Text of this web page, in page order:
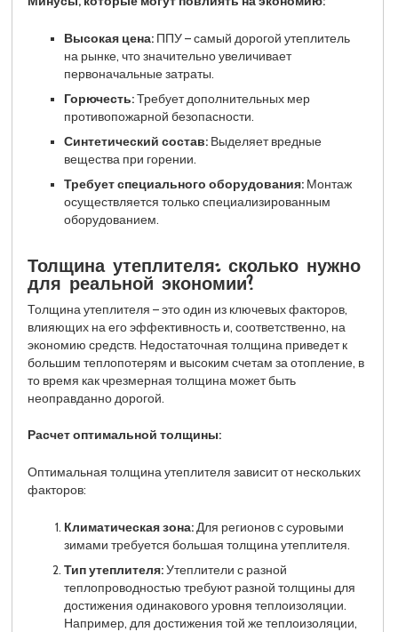
Высокая цена:ППУ – самый дорогой утеплитель
на рынке, что значительно увеличивает
первоначальные затраты.
Горючесть:Требует дополнительных мер
противопожарной безопасности.
Синтетический состав:Выделяет вредные
вещества при горении.
Требует специального оборудования:Монтаж
осуществляется только специализированным
оборудованием.
Толщина утеплителя: сколько нужно
для реальной экономии?
Толщина утеплителя – это один из ключевых факторов,
влияющих на его эффективность и, соответственно, на
экономию средств. Недостаточная толщина приведет к
большим теплопотерям и высоким счетам за отопление, в
то время как чрезмерная толщина может быть
неоправданно дорогой.
Расчет оптимальной толщины:
Оптимальная толщина утеплителя зависит от нескольких
факторов:
Климатическая зона:Для регионов с суровыми
зимами требуется большая толщина утеплителя.
Тип утеплителя:Утеплители с разной
теплопроводностью требуют разной толщины для
достижения одинакового уровня теплоизоляции.
Например, для достижения той же теплоизоляции,